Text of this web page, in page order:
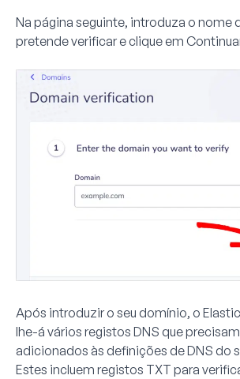
Na página seguinte, introduza o nome
pretende verificar e clique em
Após introduzir o seu domínio, o
lhe-á vários registos DNS que
adicionados às definições de DNS do
Estes incluem registos TXT para